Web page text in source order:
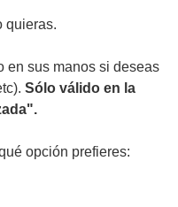
quieras.
en sus manos si deseas
Sólo válido en la
opción prefieres: